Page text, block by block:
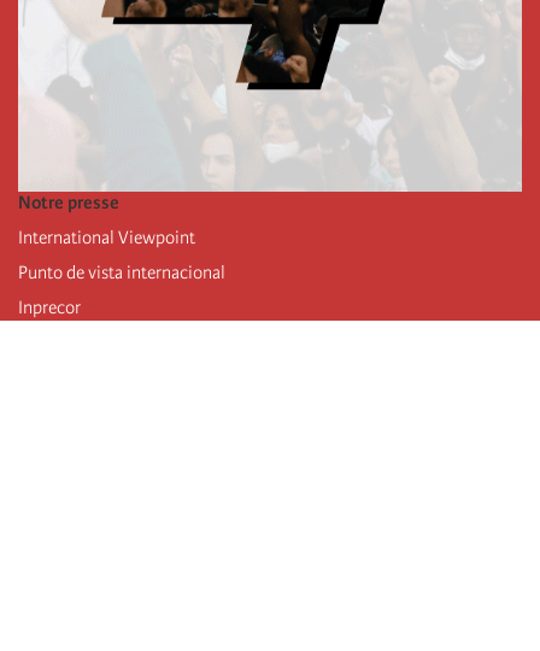
Notre presse
International Viewpoint
Punto de vista internacional
Inprecor